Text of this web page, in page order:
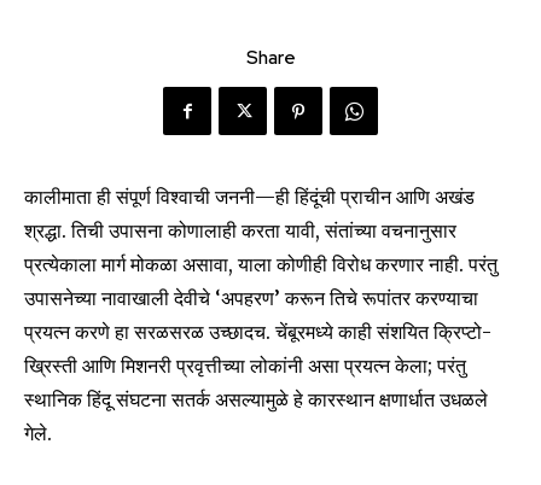
Share
कालीमाता ही संपूर्ण विश्वाची जननी—ही हिंदूंची प्राचीन आणि अखंड
श्रद्धा. तिची उपासना कोणालाही करता यावी, संतांच्या वचनानुसार
प्रत्येकाला मार्ग मोकळा असावा, याला कोणीही विरोध करणार नाही. परंतु
उपासनेच्या नावाखाली देवीचे ‘अपहरण’ करून तिचे रूपांतर करण्याचा
प्रयत्न करणे हा सरळसरळ उच्छादच. चेंबूरमध्ये काही संशयित क्रिप्टो-
ख्रिस्ती आणि मिशनरी प्रवृत्तीच्या लोकांनी असा प्रयत्न केला; परंतु
स्थानिक हिंदू संघटना सतर्क असल्यामुळे हे कारस्थान क्षणार्धात उधळले
गेले.